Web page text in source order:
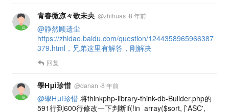
青春微凉々歌未央 @zhihuas ·8 年前
@静然顾遗尘
https://zhidao.baidu.com/question/1244358965966387
379.html，兄弟这里有解答，刚解决
回复
學Нμì珍惜 @danan ·8 年前
@學Нμì珍惜 将thinkphp-library-think-db-Builder.php的
591行到600行修改一下判断if(!in_array($sort, ['ASC',